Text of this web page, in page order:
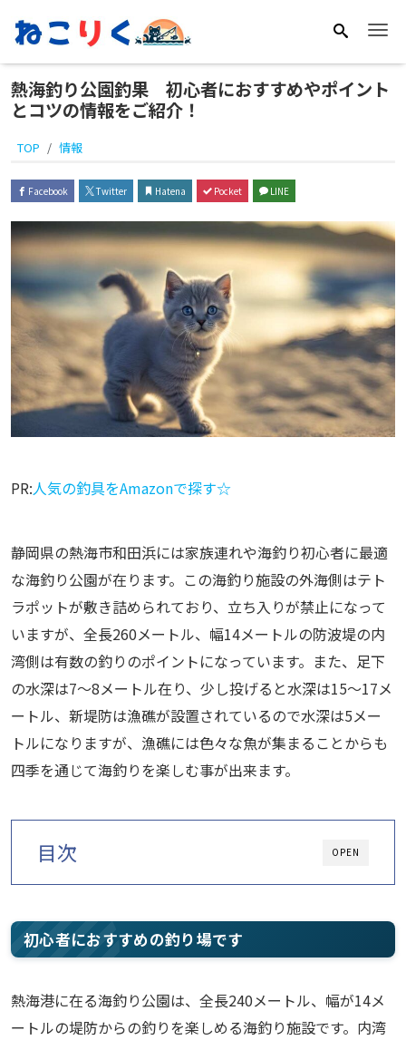
熱海釣り公園釣果 初心者におすすめやポイント
とコツの情報をご紹介！
TOP 情報
Facebook Twitter Hatena Pocket LINE
PR:人気の釣具をAmazonで探す☆
静岡県の熱海市和田浜には家族連れや海釣り初心者に最適
な海釣り公園が在ります。この海釣り施設の外海側はテト
ラポットが敷き詰められており、立ち入りが禁止になって
いますが、全長260メートル、幅14メートルの防波堤の内
湾側は有数の釣りのポイントになっています。また、足下
の水深は7～8メートル在り、少し投げると水深は15～17メ
ートル、新堤防は漁礁が設置されているので水深は5メー
トルになりますが、漁礁には色々な魚が集まることからも
四季を通じて海釣りを楽しむ事が出来ます。
OPEN
目次
初心者におすすめの釣り場です
熱海港に在る海釣り公園は、全長240メートル、幅が14メ
ートルの堤防からの釣りを楽しめる海釣り施設です。内湾